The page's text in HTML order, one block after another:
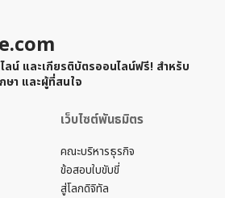
น์ และเกียรติบัตรออนไลน์ฟรี! สำหรับ
า และผู้ที่สนใจ
เว็บไซต์พันธมิตร
คณะบริหารธุรกิจ
ข้อสอบใบขับขี่
สู่โลกดิจิทัล